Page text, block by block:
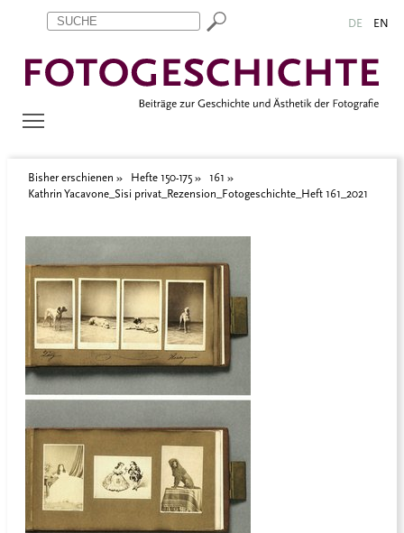
Zum Inhalt springen
Aktuelle Seite: Kathrin Yacavone_Sisi DE EN
Bisher erschienen Hefte 150-175
161
Kathrin Yacavone_Sisi privat_Rezension_Fotogeschichte_Heft 161_2021